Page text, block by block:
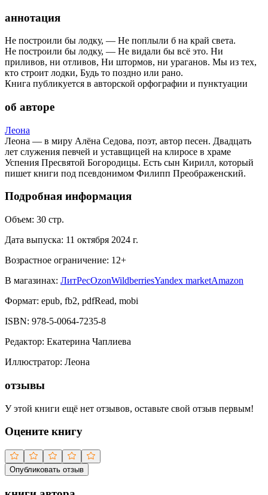
аннотация
Не построили бы лодку, — Не поплыли б на край света.
Не построили бы лодку, — Не видали бы всё это. Ни
приливов, ни отливов, Ни штормов, ни ураганов. Мы из тех,
кто строит лодки, Будь то поздно или рано.
Книга публикуется в авторской орфографии и пунктуации
об авторе
Леона
Леона — в миру Алëна Седова, поэт, автор песен. Двадцать
лет служения певчей и уставщицей на клиросе в храме
Успения Пресвятой Богородицы. Есть сын Кирилл, который
пишет книги под псевдонимом Филипп Преображенский.
Подробная информация
Объем: 30 стр.
Дата выпуска: 11 октября 2024 г.
Возрастное ограничение: 12+
В магазинах: ЛитРесOzonWildberriesYandex marketAmazon
Формат: epub, fb2, pdfRead, mobi
ISBN: 978-5-0064-7235-8
Редактор: Екатерина Чаплиева
Иллюстратор: Леона
отзывы
У этой книги ещё нет отзывов, оставьте свой отзыв первым!
Оцените книгу
Опубликовать отзыв